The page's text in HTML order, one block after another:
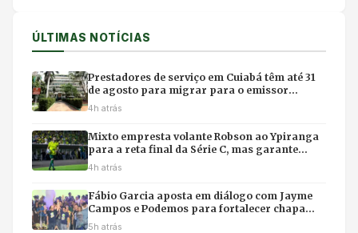
ÚLTIMAS NOTÍCIAS
Prestadores de serviço em Cuiabá têm até 31
de agosto para migrar para o emissor
nacional de nota fiscal
4h atrás
Mixto empresta volante Robson ao Ypiranga
para a reta final da Série C, mas garante
retorno para 2027
4h atrás
Fábio Garcia aposta em diálogo com Jayme
Campos e Podemos para fortalecer chapa
com Pivetta
5h atrás